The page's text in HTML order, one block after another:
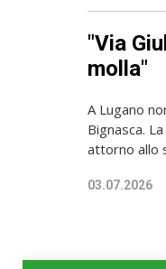
"Via
molla"
A Lugano
Bignasca.
attorno allo
03.07.2026